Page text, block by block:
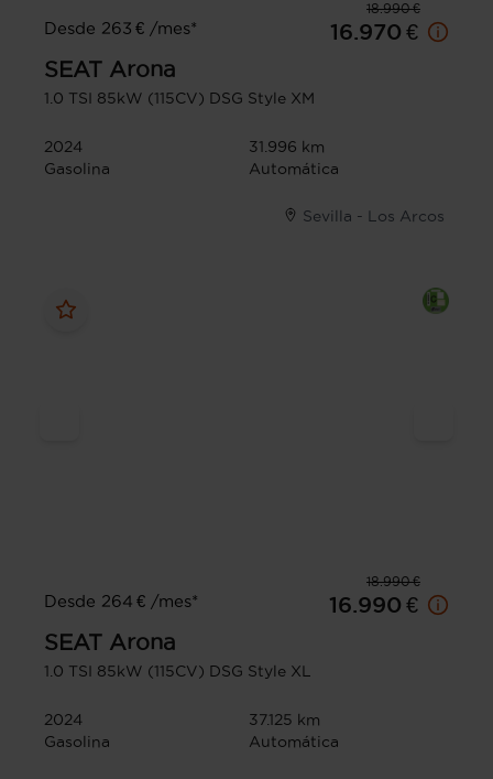
18.990 €
Desde 263 € /mes*
16.970 €
SEAT Arona
1.0 TSI 85kW (115CV) DSG Style XM
2024
31.996 km
Gasolina
Automática
Sevilla - Los Arcos
18.990 €
Desde 264 € /mes*
16.990 €
SEAT Arona
1.0 TSI 85kW (115CV) DSG Style XL
2024
37.125 km
Gasolina
Automática